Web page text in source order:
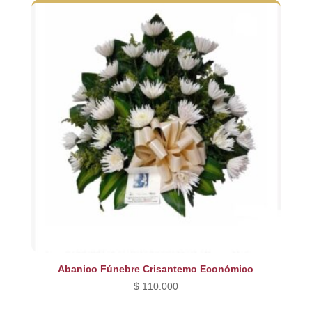
$ 240.000.
Abanico Fúnebre Crisantemo Económico
$110.000